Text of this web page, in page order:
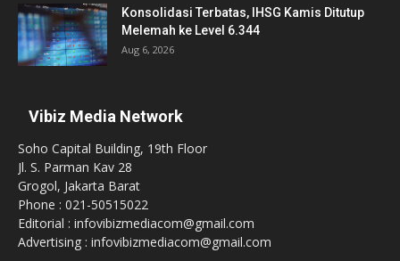
Konsolidasi Terbatas, IHSG Kamis Ditutup
Melemah ke Level 6.344
Aug 6, 2026
Vibiz Media Network
Soho Capital Building, 19th Floor
Jl. S. Parman Kav 28
Grogol, Jakarta Barat
Phone : 021-50515022
Editorial : infovibizmediacom@gmail.com
Advertising : infovibizmediacom@gmail.com